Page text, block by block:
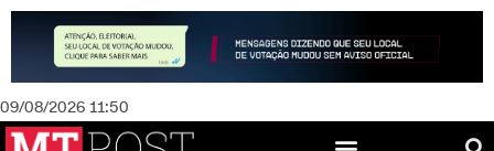
09/08/2026 11:50